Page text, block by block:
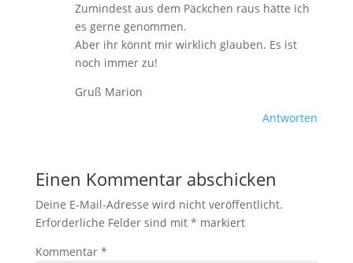
Zumindest aus dem Päckchen raus hätte ich
es gerne genommen.
Aber ihr könnt mir wirklich glauben. Es ist
noch immer zu!
Gruß Marion
Antworten
Einen Kommentar abschicken
Deine E-Mail-Adresse wird nicht veröffentlicht.
Erforderliche Felder sind mit * markiert
Kommentar *